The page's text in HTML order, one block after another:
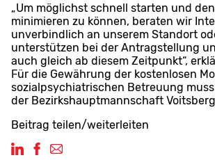
„Um möglichst schnell starten und
minimieren zu können, beraten wir
unverbindlich an unserem Standort
unterstützen bei der Antragstellung
auch gleich ab diesem Zeitpunkt“,
Für die Gewährung der kostenlosen
sozialpsychiatrischen Betreuung
der Bezirkshauptmannschaft
Beitrag teilen/weiterleiten